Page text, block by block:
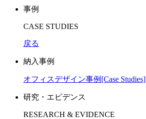
事例
CASE STUDIES
戻る
納入事例
オフィスデザイン事例[Case Studies]
研究・エビデンス
RESEARCH & EVIDENCE